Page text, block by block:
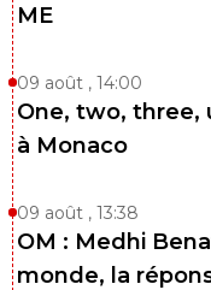
ME
09 août , 14:00
One, two, three,
à Monaco
09 août , 13:38
OM : Medhi
monde, la